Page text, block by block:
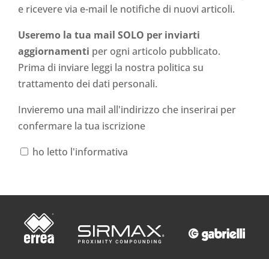
e ricevere via e-mail le notifiche di nuovi articoli.
Useremo la tua mail SOLO per inviarti
aggiornamenti per ogni articolo pubblicato.
Prima di inviare leggi la nostra politica su
trattamento dei dati personali.
Invieremo una mail all'indirizzo che inserirai per
confermare la tua iscrizione
ho letto l'informativa